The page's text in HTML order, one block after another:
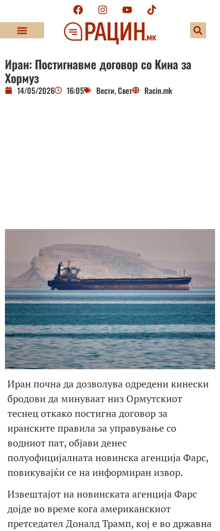
Иран: Постигнавме договор со Кина за
Хормуз
14/05/2026 16:05 Вести,Свет Racin.mk
Иран почна да дозволува одредени кинески
бродови да минуваат низ Ормутскиот
теснец откако постигна договор за
иранските правила за управување со
водниот пат, објави денес
полуофицијалната новинска агенција Фарс,
повикувајќи се на информиран извор.
Извештајот на новинската агенција Фарс
дојде во време кога американскиот
претседател Доналд Трамп, кој е во државна